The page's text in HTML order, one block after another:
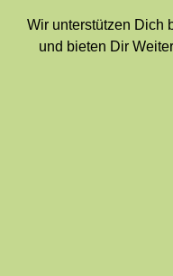
Wir unterstützen Dich
und bieten Dir